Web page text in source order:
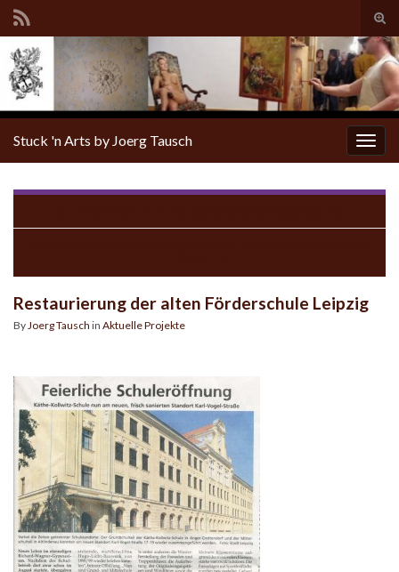
Stuck 'n Arts by Joerg Tausch
Restaurierung der alten Förderschule Leipzig
ByJoerg Tausch in Aktuelle Projekte